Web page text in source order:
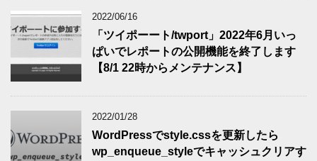
2022/06/16
「ツイポーート/twport」2022年6月いっ
ぱいでレポートの公開機能を終了します
【8/1 22時からメンテナンス】
2022/01/28
WordPressでstyle.cssを更新したら
wp_enqueue_styleでキャッシュクリアす